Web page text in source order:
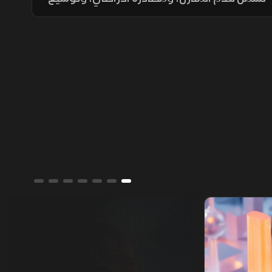
المستوطنات، وتسوية الأراضي، وسط تحذيرات